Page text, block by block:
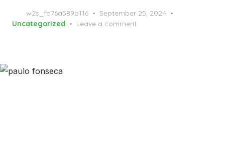
w2s_fb76a589b116
Posted
on
September 25, 2024
Uncategorized
Leave a comment